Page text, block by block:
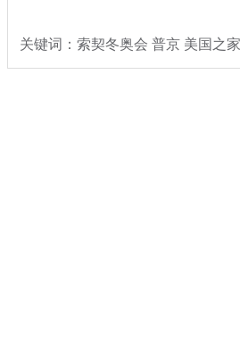
关键词：索契冬奥会 普京 美国之